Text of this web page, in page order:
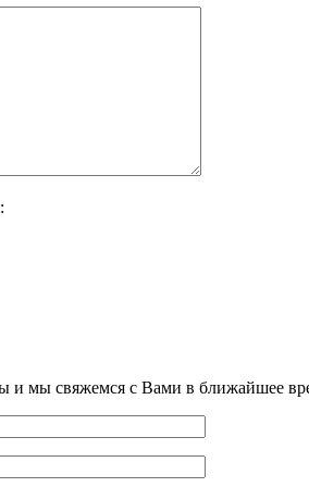
и мы свяжемся с Вами в ближайшее